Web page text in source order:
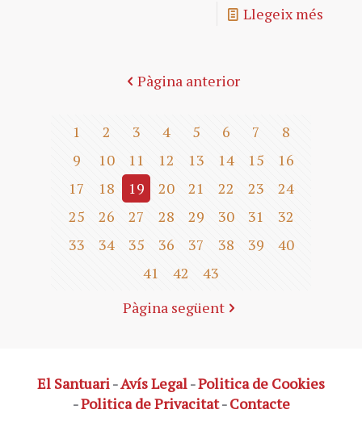
Llegeix més
Pàgina anterior
1 2 3 4 5 6 7
8
9
10 11 12 13 14 15
16
17
18 19 20 21 22 23
24
25
26 27 28 29 30 31
32
33
34 35 36 37 38 39
40
41
42
43
Pàgina següent
El Santuari-Avís Legal-Politica de Cookies
-Politica de Privacitat-Contacte